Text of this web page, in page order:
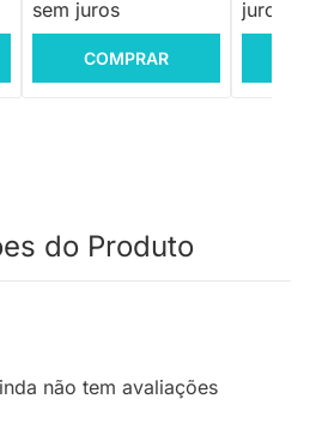
sem juros
COMPRAR
juros
do Produto
não tem avaliações